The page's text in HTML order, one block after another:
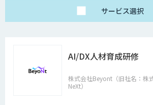
サービス選択
AI/DX人材育成研修
株式会社Beyont（旧社名：株
NeXt）